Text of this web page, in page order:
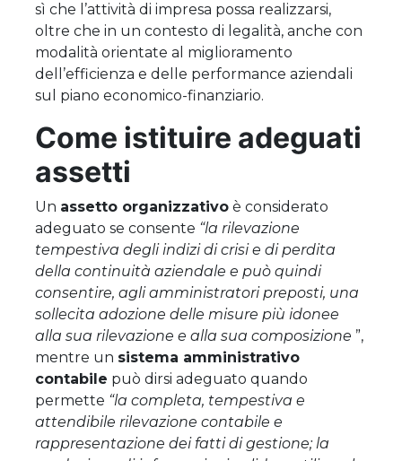
sì che l’attività di impresa possa realizzarsi,
oltre che in un contesto di legalità, anche con
modalità orientate al miglioramento
dell’efficienza e delle performance aziendali
sul piano economico-finanziario.
Come istituire adeguati
assetti
Un assetto organizzativo è considerato
adeguato se consente “la rilevazione
tempestiva degli indizi di crisi e di perdita
della continuità aziendale e può quindi
consentire, agli amministratori preposti, una
sollecita adozione delle misure più idonee
alla sua rilevazione e alla sua composizione ”,
mentre un sistema amministrativo
contabile può dirsi adeguato quando
permette “la completa, tempestiva e
attendibile rilevazione contabile e
rappresentazione dei fatti di gestione; la